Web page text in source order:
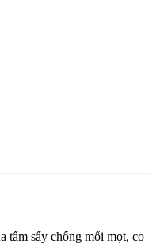
tẩm sấy chống mối mọt, co